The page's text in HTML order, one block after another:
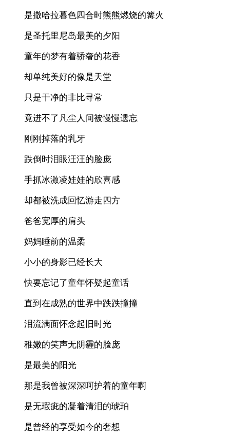
是撒哈拉暮色四合时熊熊燃烧的篝火
是圣托里尼岛最美的夕阳
童年的梦有着骄奢的花香
却单纯美好的像是天堂
只是干净的非比寻常
竟进不了凡尘人间被慢慢遗忘
刚刚掉落的乳牙
跌倒时泪眼汪汪的脸庞
手抓冰激凌娃娃的欣喜感
却都被洗成回忆游走四方
爸爸宽厚的肩头
妈妈睡前的温柔
小小的身影已经长大
快要忘记了童年怀疑起童话
直到在成熟的世界中跌跌撞撞
泪流满面怀念起旧时光
稚嫩的笑声无阴霾的脸庞
是最美的阳光
那是我曾被深深呵护着的童年啊
是无瑕疵的凝着清泪的琥珀
是曾经的享受如今的奢想